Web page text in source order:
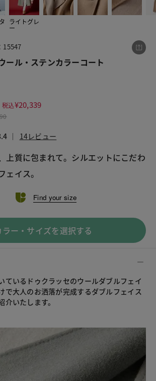
ライトグレ
ー
1 18
15547
ール・ステンカラーコート
税込¥20,339
14レビュー
上質に包まれて。シルエットにこだわ
ェイス。
Find your size
ラー・サイズを選択する
ているドゥクラッセのウールダブルフェイ
で大人のお洒落が完成するダブルフェイス
介いたします。
する
税込¥20,339
LINE